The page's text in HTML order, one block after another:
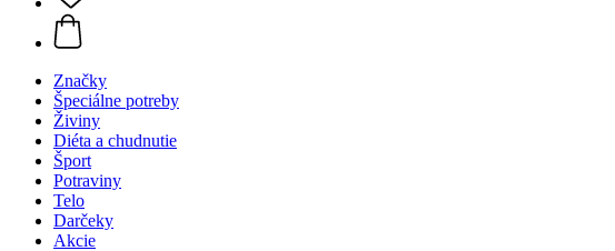
Značky
Špeciálne potreby
Živiny
Diéta a chudnutie
Šport
Potraviny
Telo
Darčeky
Akcie